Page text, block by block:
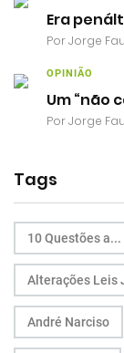
Era
PorJorge
OPINIÃO
Um “não
PorJorge
Tags
10 Questões a...
Alterações Leis
André Narciso